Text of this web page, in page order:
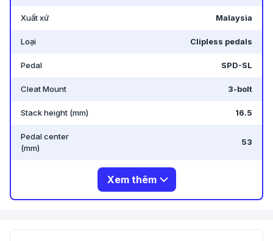
Xuất xứ Malaysia
Loại Clipless pedals
Pedal SPD-SL
Cleat Mount 3-bolt
Stack height (mm) 16.5
Pedal center
(mm)
53
Xem thêm